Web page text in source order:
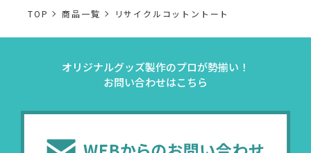
TOP 商品一覧 リサイクルコットントート
オリジナルグッズ製作のプロが勢揃い！
お問い合わせはこちら